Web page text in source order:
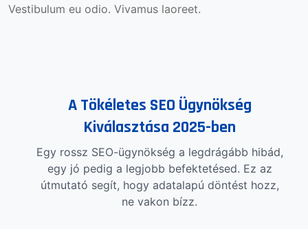
Vestibulum eu odio. Vivamus laoreet.
A Tökéletes SEO Ügynökség
Kiválasztása 2025-ben
Egy rossz SEO-ügynökség a legdrágább hibád,
egy jó pedig a legjobb befektetésed. Ez az
útmutató segít, hogy adatalapú döntést hozz,
ne vakon bízz.